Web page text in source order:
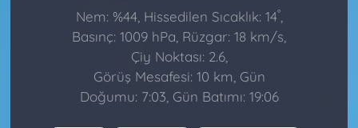
Nem: %44, Hissedilen Sıcaklık: 14°,
Basınç: 1009 hPa, Rüzgar: 18 km/s,
Çiy Noktası: 2.6,
Görüş Mesafesi: 10 km, Gün
Doğumu: 7:03, Gün Batımı: 19:06